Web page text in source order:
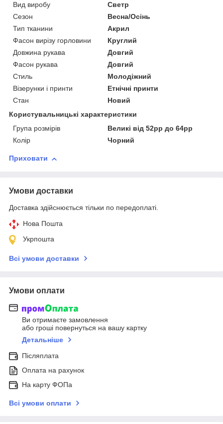
Вид виробу
Светр
Сезон
Весна/Осінь
Тип тканини
Акрил
Фасон вирізу горловини
Круглий
Довжина рукава
Довгий
Фасон рукава
Довгий
Стиль
Молодіжний
Візерунки і принти
Етнічні принти
Стан
Новий
Користувальницькі характеристики
Група розмірів
Великі від 52рр до 64рр
Колір
Чорний
Приховати
Умови доставки
Доставка здійснюється тільки по передоплаті.
Нова Пошта
Укрпошта
Всі умови доставки
Умови оплати
Ви отримаєте замовлення
або гроші повернуться на вашу картку
Детальніше
Післяплата
Оплата на рахунок
На карту ФОПа
Всі умови оплати